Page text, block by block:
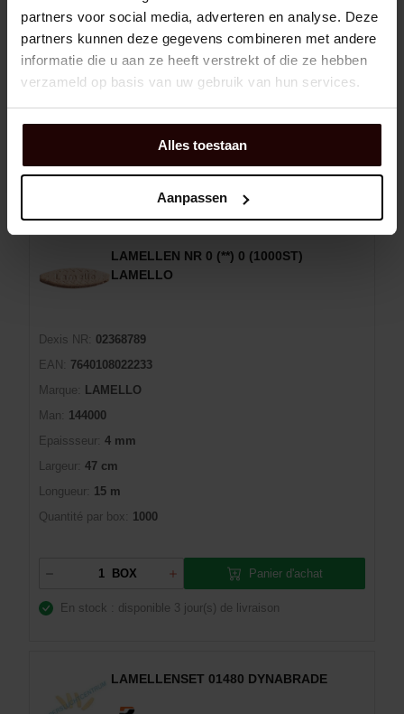
partners voor social media, adverteren en analyse. Deze
partners kunnen deze gegevens combineren met andere
informatie die u aan ze heeft verstrekt of die ze hebben
verzameld op basis van uw gebruik van hun services.
Alles toestaan
Aanpassen
Dexis NR: 06025079
EAN: 0616026011854
Marque: DYNABRADE
LAMELLEN NR 0 (**) 0 (1000ST)
LAMELLO
Dexis NR:
02368789
EAN:
7640108022233
Marque:
LAMELLO
Man:
144000
Epaissseur: 4 mm
Largeur: 47 cm
Longueur: 15 m
Quantité par box:
1000
BOX Panier d'achat
En stock : disponible 3 jour(s) de livraison
LAMELLENSET 01480 DYNABRADE